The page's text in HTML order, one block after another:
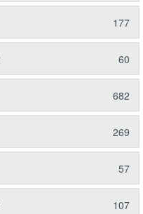
177
60
682
269
57
107